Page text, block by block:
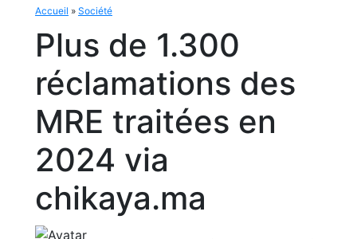
Accueil » Société
Plus de 1.300
réclamations des
MRE traitées en
2024 via
chikaya.ma